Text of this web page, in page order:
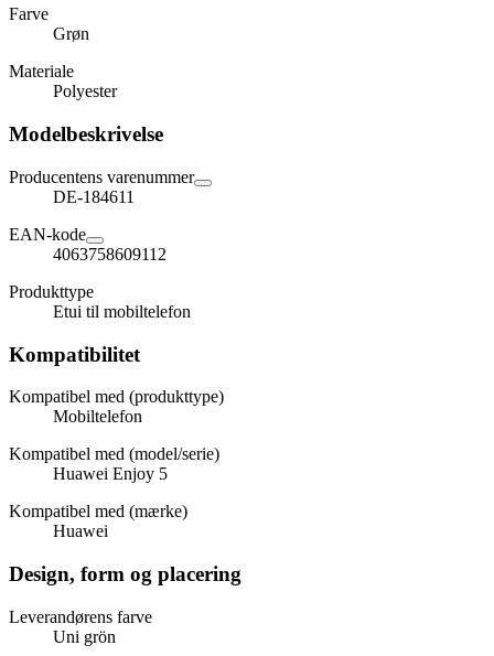
Farve
Grøn
Materiale
Polyester
Modelbeskrivelse
Producentens varenummer
DE-184611
EAN-kode
4063758609112
Produkttype
Etui til mobiltelefon
Kompatibilitet
Kompatibel med (produkttype)
Mobiltelefon
Kompatibel med (model/serie)
Huawei Enjoy 5
Kompatibel med (mærke)
Huawei
Design, form og placering
Leverandørens farve
Uni grön